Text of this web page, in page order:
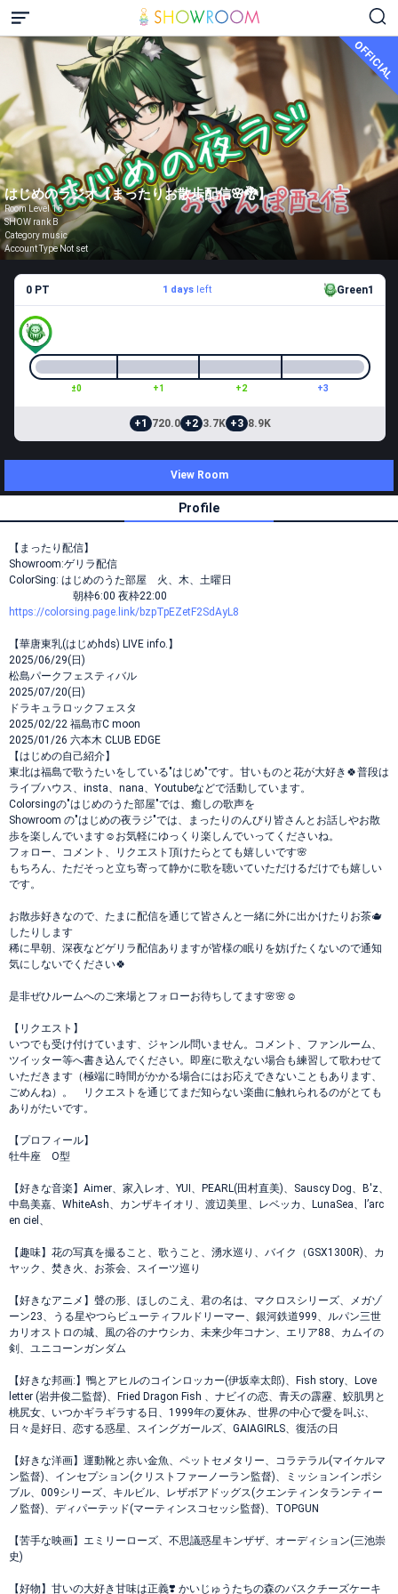
OFFICIAL
はじめのラジオ【まったりお散歩配信🌸🐉】
Room Level 16
SHOW rank B
Category music
Account Type Not set
0 PT 1 daysleft Green1
±0 +1 +2 +3
+1 720.0 +2 3.7K +3 8.9K
View Room
Profile
【まったり配信】
Showroom:ゲリラ配信
ColorSing: はじめのうた部屋 火、木、土曜日
朝枠6:00 夜枠22:00
https://colorsing.page.link/bzpTpEZetF2SdAyL8
【華唐東乳(はじめhds) LIVE info.】
2025/06/29(日)
松島パークフェスティバル
2025/07/20(日)
ドラキュラロックフェスタ
2025/02/22 福島市C moon
2025/01/26 六本木 CLUB EDGE
【はじめの自己紹介】
東北は福島で歌うたいをしている"はじめ"です。甘いものと花が大好き🍀普段は
ライブハウス、insta、nana、Youtubeなどで活動しています。
Colorsingの"はじめのうた部屋"では、癒しの歌声を
Showroom の"はじめの夜ラジ"では、まったりのんびり皆さんとお話しやお散
歩を楽しんでいます☺️お気軽にゆっくり楽しんでいってくださいね。
フォロー、コメント、リクエスト頂けたらとても嬉しいです🌸
もちろん、ただそっと立ち寄って静かに歌を聴いていただけるだけでも嬉しい
です。
お散歩好きなので、たまに配信を通じて皆さんと一緒に外に出かけたりお茶🫖
したりします
稀に早朝、深夜などゲリラ配信ありますが皆様の眠りを妨げたくないので通知
気にしないでください🍀
是非ぜひルームへのご来場とフォローお待ちしてます🌸🌸☺️
【リクエスト】
いつでも受け付けています、ジャンル問いません。コメント、ファンルーム、
ツイッター等へ書き込んでください。即座に歌えない場合も練習して歌わせて
いただきます（極端に時間がかかる場合にはお応えできないこともあります、
ごめんね）。 リクエストを通じてまだ知らない楽曲に触れられるのがとても
ありがたいです。
【プロフィール】
牡牛座 O型
【好きな音楽】Aimer、家入レオ、YUI、PEARL(田村直美)、Sauscy Dog、B'z、
中島美嘉、WhiteAsh、カンザキイオリ、渡辺美里、レベッカ、LunaSea、l’arc
en ciel、
【趣味】花の写真を撮ること、歌うこと、湧水巡り、バイク（GSX1300R)、カ
ヤック、焚き火、お茶会、スイーツ巡り
【好きなアニメ】聲の形、ほしのこえ、君の名は、マクロスシリーズ、メガゾ
ーン23、うる星やつらビューティフルドリーマー、銀河鉄道999、ルパン三世
カリオストロの城、風の谷のナウシカ、未来少年コナン、エリア88、カムイの
剣、ユニコーンガンダム
【好きな邦画:】鴨とアヒルのコインロッカー(伊坂幸太郎)、Fish story、Love
letter (岩井俊二監督)、Fried Dragon Fish 、ナビイの恋、青天の霹靂、鮫肌男と
桃尻女、いつかギラギラする日、1999年の夏休み、世界の中心で愛を叫ぶ、
日々是好日、恋する惑星、スイングガールズ、GAIAGIRLS、復活の日
【好きな洋画】運動靴と赤い金魚、ペットセメタリー、コラテラル(マイケルマ
ン監督)、インセプション(クリストファーノーラン監督)、ミッションインポシ
ブル、009シリーズ、キルビル、レザボアドッグス(クエンティンタランティー
ノ監督)、ディパーテッド(マーティンスコセッシ監督)、TOPGUN
【苦手な映画】エミリーローズ、不思議惑星キンザザ、オーディション(三池崇
史)
【好物】甘いの大好き甘味は正義❣️ かいじゅうたちの森のバスクチーズケーキ